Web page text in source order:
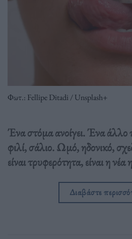
Φωτ.: Fellipe Ditadi / Unsplash+
Ένα στόμα ανοίγει. Ένα άλλο
φιλί, σάλιο. Ωμό, ηδονικό,
είναι τρυφερότητα, είναι η
Διαβάστε